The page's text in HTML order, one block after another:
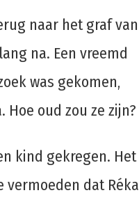
naar het graf van
na. Een vreemd
was gekomen,
oud zou ze zijn?
kind gekregen. Het
dat Réka